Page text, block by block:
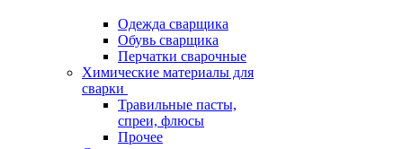
Одежда сварщика
Обувь сварщика
Перчатки сварочные
Химические материалы для
сварки
Травильные пасты,
спреи, флюсы
Прочее